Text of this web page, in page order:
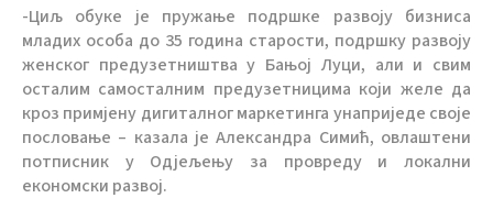
-Циљ обуке је пружање подршке развоју бизниса
младих особа до 35 година старости, подршку развоју
женског предузетништва у Бањој Луци, али и свим
осталим самосталним предузетницима који желе да
кроз примјену дигиталног маркетинга унаприједе своје
пословање – казала је Александра Симић, овлаштени
потписник у Одјељењу за провреду и локални
економски развој.